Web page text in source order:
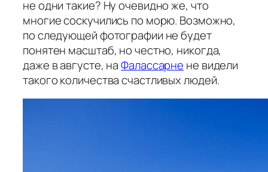
не одни такие? Ну очевидно же, что
многие соскучились по морю. Возможно,
по следующей фотографии не будет
понятен масштаб, но честно, никогда,
даже в августе, наФалассарне не видели
такого количества счастливых людей.